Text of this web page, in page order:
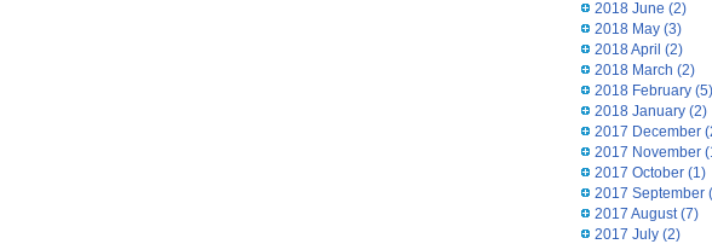
2018 June (2)
2018 May(3)
2018 April (2)
2018 March (2)
2018 February(5)
2018 January(2)
2017 December
2017 November
2017 October(1)
2017 September
2017 August(7)
2017 July(2)